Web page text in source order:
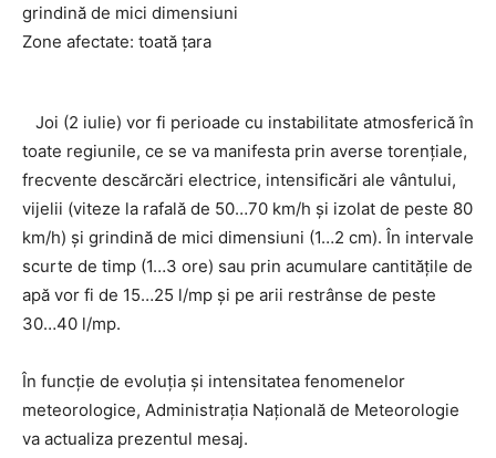
grindină de mici dimensiuni
Zone afectate: toată țara
Joi (2 iulie) vor fi perioade cu instabilitate atmosferică în
toate regiunile, ce se va manifesta prin averse torențiale,
frecvente descărcări electrice, intensificări ale vântului,
vijelii (viteze la rafală de 50…70 km/h și izolat de peste 80
km/h) și grindină de mici dimensiuni (1…2 cm). În intervale
scurte de timp (1…3 ore) sau prin acumulare cantitățile de
apă vor fi de 15…25 l/mp și pe arii restrânse de peste
30…40 l/mp.
În funcţie de evoluţia şi intensitatea fenomenelor
meteorologice, Administraţia Naţională de Meteorologie
va actualiza prezentul mesaj.